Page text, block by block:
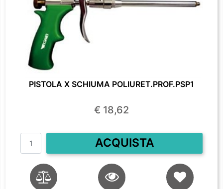
PISTOLA X SCHIUMA POLIURET.PROF.PSP1
€ 18,62
Quantità
ACQUISTA